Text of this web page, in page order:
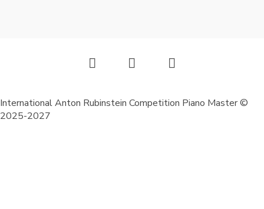
International Anton Rubinstein Competition Piano Master ©
2025-2027